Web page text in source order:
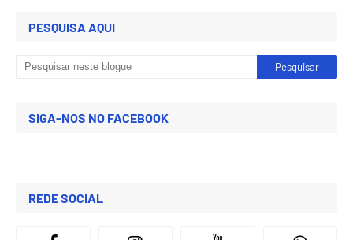
PESQUISA AQUI
SIGA-NOS NO FACEBOOK
REDE SOCIAL